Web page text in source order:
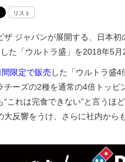
リスト
ジャパンが展開する、日本初
た「ウルトラ盛」を2018年5月
限定で販売 した「ウルトラ盛
チーズの2種を通常の4倍トッ
“これは完食できない”と言うほ
大反響をうけ、さらに社内から